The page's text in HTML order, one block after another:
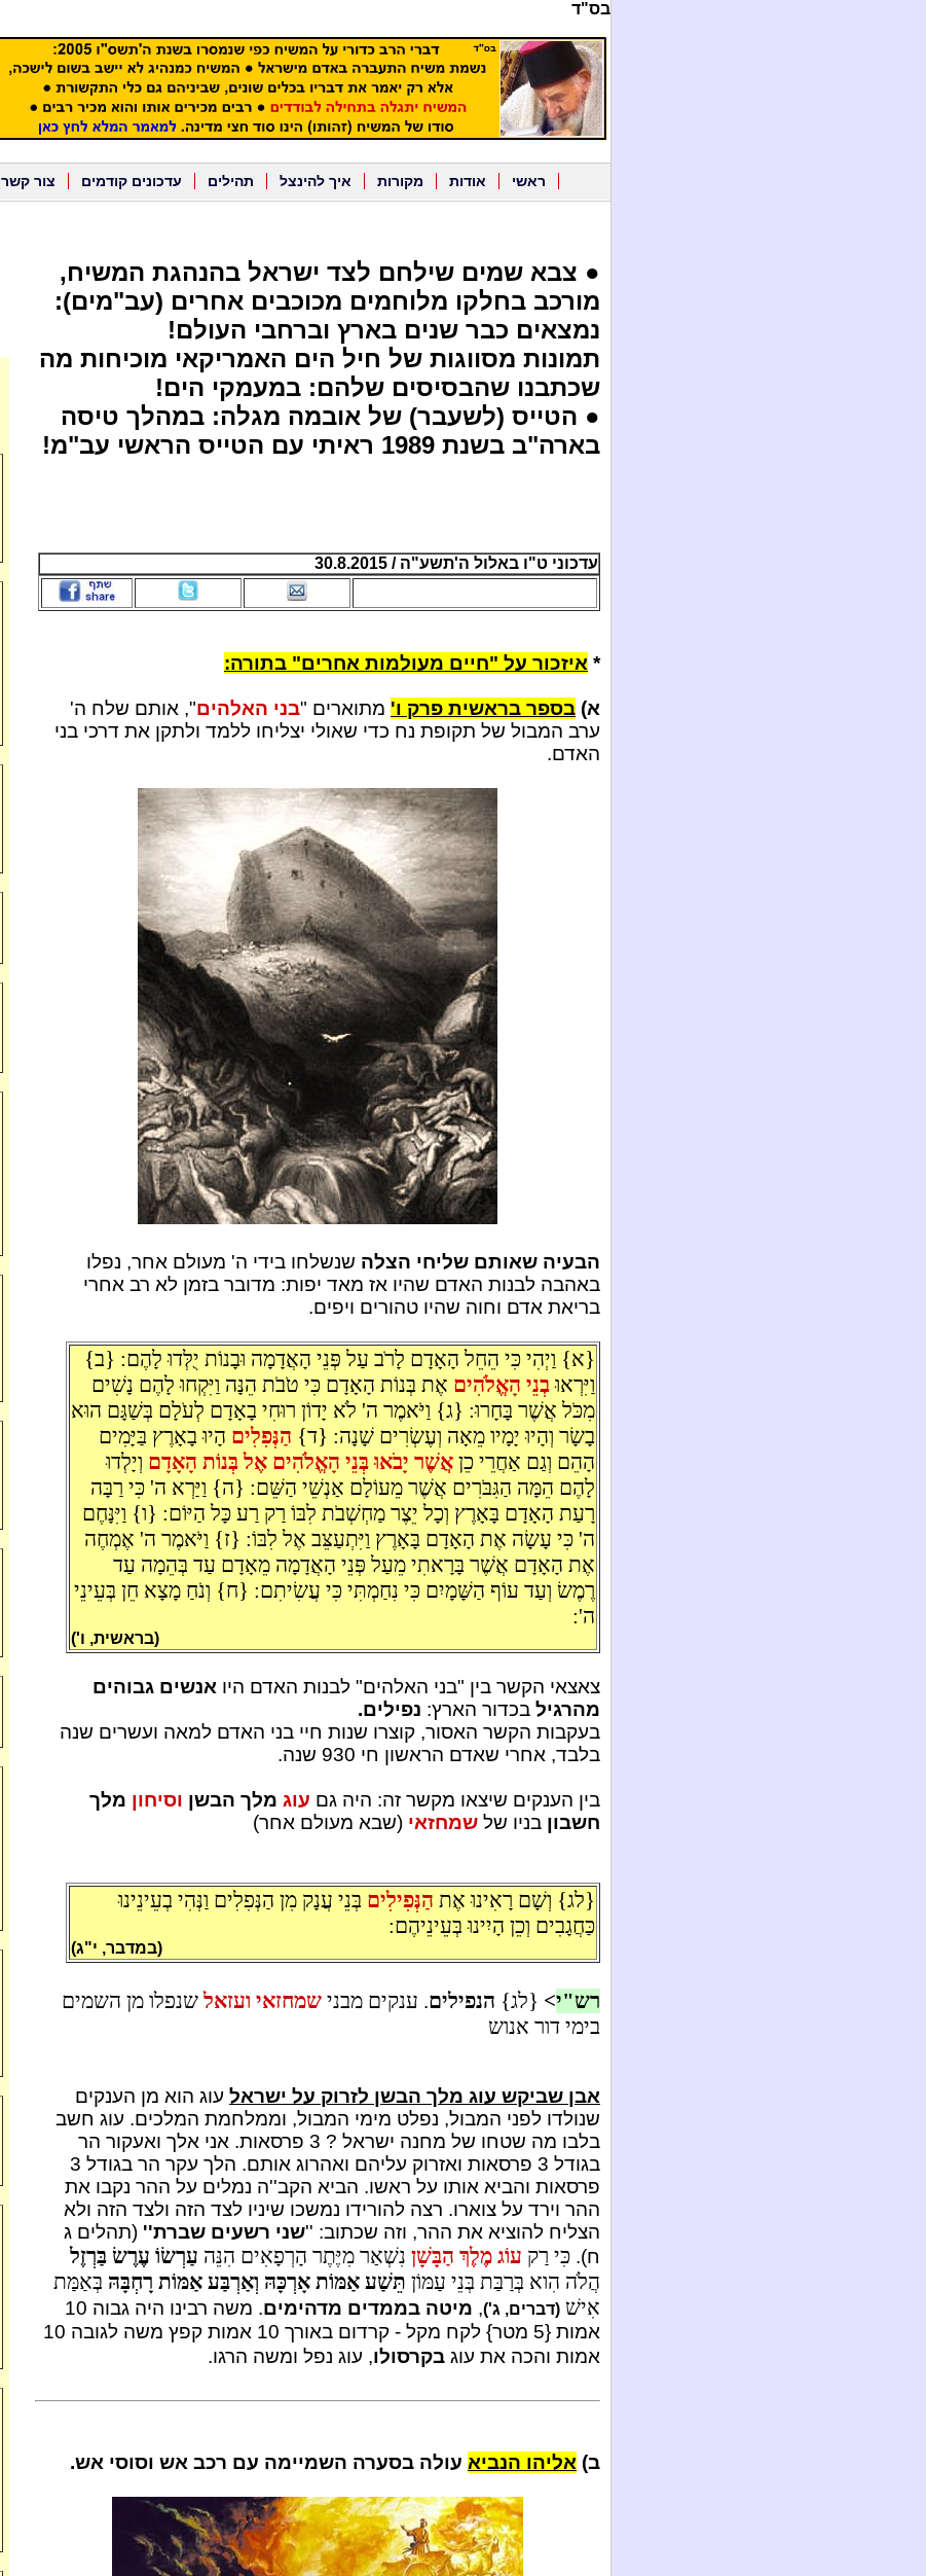
בס"ד
ראשי אודות מקורות איך להינצל תהילים עדכונים קודמים צור קשר
● צבא שמים שילחם לצד ישראל בהנהגת המשיח,
מורכב בחלקו מלוחמים מכוכבים אחרים (עב"מים):
נמצאים כבר שנים בארץ וברחבי העולם!
תמונות מסווגות של חיל הים האמריקאי מוכיחות מה
שכתבנו שהבסיסים שלהם: במעמקי הים!
● הטייס (לשעבר) של אובמה מגלה: במהלך טיסה
בארה"ב בשנת 1989 ראיתי עם הטייס הראשי עב"מ!
עדכוני ט"ו באלול ה'תשע"ה / 30.8.2015
* איזכור על "חיים מעולמות אחרים" בתורה:
א) בספר בראשית פרק ו' מתוארים "בני האלהים", אותם שלח ה'
ערב המבול של תקופת נח כדי שאולי יצליחו ללמד ולתקן את דרכי בני
האדם.
הבעיה שאותם שליחי הצלה שנשלחו בידי ה' מעולם אחר, נפלו
באהבה לבנות האדם שהיו אז מאד יפות: מדובר בזמן לא רב אחרי
בריאת אדם וחוה שהיו טהורים ויפים.
{א} וַיְהִי כִּי הֵחֵל הָאָדָם לָרֹב עַל פְּנֵי הָאֲדָמָה וּבָנוֹת יֻלְּדוּ לָהֶם: {ב}
וַיִּרְאוּבְנֵי הָאֱלֹהִים אֶת בְּנוֹת הָאָדָם כִּי טֹבֹת הֵנָּה וַיִּקְחוּ לָהֶם נָשִׁים
מִכֹּל אֲשֶׁר בָּחָרוּ: {ג} וַיֹּאמֶר ה' לֹא יָדוֹן רוּחִי בָאָדָם לְעֹלָם בְּשַׁגָּם הוּא
בָשָׂר וְהָיוּ יָמָיו מֵאָה וְעֶשְׂרִים שָׁנָה: {ד} הַנְּפִלִים הָיוּ בָאָרֶץ בַּיָּמִים
הָהֵם וְגַם אַחֲרֵי כֵן אֲשֶׁר יָבֹאוּ בְּנֵי הָאֱלֹהִים אֶל בְּנוֹת הָאָדָם וְיָלְדוּ
לָהֶם הֵמָּה הַגִּבֹּרִים אֲשֶׁר מֵעוֹלָם אַנְשֵׁי הַשֵּׁם: {ה} וַיַּרְא ה' כִּי רַבָּה
רָעַת הָאָדָם בָּאָרֶץ וְכָל יֵצֶר מַחְשְׁבֹת לִבּוֹ רַק רַע כָּל הַיּוֹם: {ו} וַיִּנָּחֶם
ה' כִּי עָשָׂה אֶת הָאָדָם בָּאָרֶץ וַיִּתְעַצֵּב אֶל לִבּוֹ: {ז} וַיֹּאמֶר ה' אֶמְחֶה
אֶת הָאָדָם אֲשֶׁר בָּרָאתִי מֵעַל פְּנֵי הָאֲדָמָה מֵאָדָם עַד בְּהֵמָה עַד
רֶמֶשׂ וְעַד עוֹף הַשָּׁמָיִם כִּי נִחַמְתִּי כִּי עֲשִׂיתִם: {ח} וְנֹחַ מָצָא חֵן בְּעֵינֵי
ה':
(בראשית, ו')
צאצאי הקשר בין "בני האלהים" לבנות האדם היו אנשים גבוהים
מהרגיל בכדור הארץ: נפילים.
בעקבות הקשר האסור, קוצרו שנות חיי בני האדם למאה ועשרים שנה
בלבד, אחרי שאדם הראשון חי 930 שנה.
בין הענקים שיצאו מקשר זה: היה גם עוג מלך הבשן וסיחון מלך
חשבון בניו של שמחזאי (שבא מעולם אחר)
{לג} וְשָׁם רָאִינוּ אֶת הַנְּפִילִים בְּנֵי עֲנָק מִן הַנְּפִלִים וַנְּהִי בְעֵינֵינוּ
כַּחֲגָבִים וְכֵן הָיִינוּ בְּעֵינֵיהֶם:
(במדבר, י"ג)
רש"י> {לג} הנפילים. ענקים מבני שמחזאי ועזאלשנפלו מן השמים
בימי דור אנוש
אבן שביקש עוג מלך הבשן לזרוק על ישראל עוג הוא מן הענקים
שנולדו לפני המבול, נפלט מימי המבול, וממלחמת המלכים. עוג חשב
בלבו מה שטחו של מחנה ישראל ? 3 פרסאות. אני אלך ואעקור הר
בגודל 3 פרסאות ואזרוק עליהם ואהרוג אותם. הלך עקר הר בגודל 3
פרסאות והביא אותו על ראשו. הביא הקב''ה נמלים על ההר נקבו את
ההר וירד על צוארו. רצה להורידו נמשכו שיניו לצד הזה ולצד הזה ולא
הצליח להוציא את ההר, וזה שכתוב: ''שני רשעים שברת'' (תהלים ג
ח). כִּי רַק עוֹג מֶלֶךְ הַבָּשָׁן נִשְׁאַר מִיֶּתֶר הָרְפָאִים הִנֵּה עַרְשׂוֹ עֶרֶשׂ בַּרְזֶל
הֲלֹה הִוא בְּרַבַּת בְּנֵי עַמּוֹן תֵּשַׁע אַמּוֹת אָרְכָּהּ וְאַרְבַּע אַמּוֹת רָחְבָּהּ בְּאַמַּת
אִישׁ (דברים, ג'), מיטה בממדים מדהימים
. משה רבינו היה גבוה 10
אמות {5 מטר} לקח מקל - קרדום באורך 10 אמות קפץ משה לגובה 10
אמות והכה את עוג בקרסולו, עוג נפל ומשה הרגו.
ב) אליהו הנביא עולה בסערה השמיימה עם רכב אש וסוסי אש.